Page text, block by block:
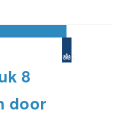
8
door